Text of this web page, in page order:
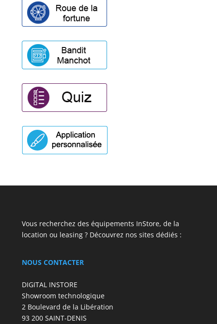
Vous recherchez des équipements InStore, de la
location ou leasing ? Découvrez nos sites dédiés :
NOUS CONTACTER
DIGITAL INSTORE
Showroom technologique
2 Boulevard de la Libération
93 200 SAINT-DENIS